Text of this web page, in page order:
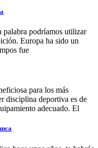
palabra podríamos utilizar
Europa ha sido un
fue
para los más
disciplina deportiva es de
adecuado. El